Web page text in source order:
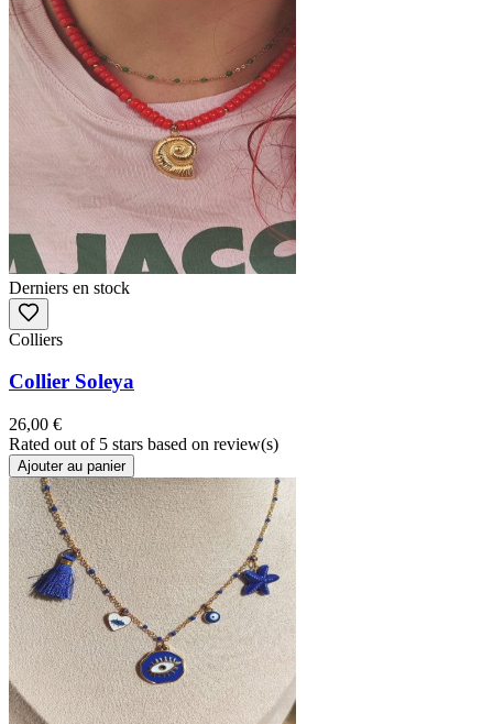
Derniers en stock
Colliers
Collier Soleya
26,00 €
Rated out of 5 stars based on review(s)
Ajouter au panier